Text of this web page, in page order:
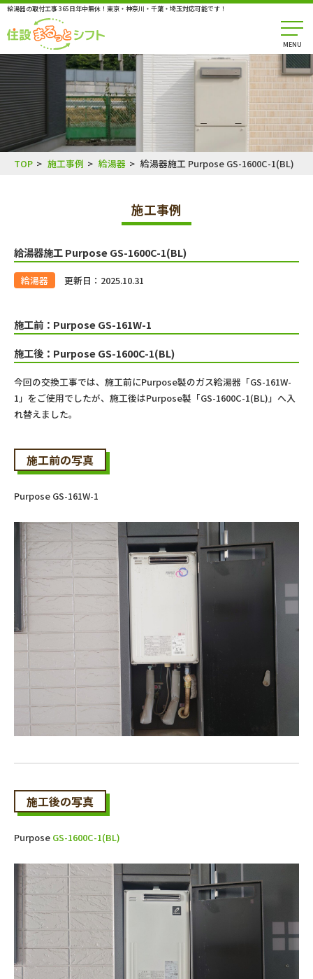
給湯器の取付工事 365日年中無休！東京・神奈川・千葉・埼玉対応可能です！
MENU
TOP 施工事例 給湯器 給湯器施工 Purpose GS-1600C-1(BL)
施工事例
給湯器施工 Purpose GS-1600C-1(BL)
給湯器 更新日：2025.10.31
施工前：Purpose GS-161W-1
施工後：Purpose GS-1600C-1(BL)
今回の交換工事では、施工前にPurpose製のガス給湯器「GS-161W-
1」をご使用でしたが、施工後はPurpose製「GS-1600C-1(BL)」へ入
れ替えました。
施工前の写真
Purpose GS-161W-1
施工後の写真
Purpose GS-1600C-1(BL)